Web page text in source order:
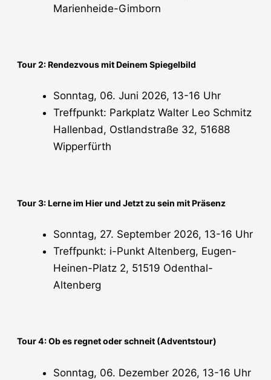
Marienheide-Gimborn
Tour 2: Rendezvous mit Deinem Spiegelbild
Sonntag, 06. Juni 2026, 13-16 Uhr
Treffpunkt: Parkplatz Walter Leo Schmitz
Hallenbad, Ostlandstraße 32, 51688
Wipperfürth
Tour 3: Lerne im Hier und Jetzt zu sein mit Präsenz
Sonntag, 27. September 2026, 13-16 Uhr
Treffpunkt: i-Punkt Altenberg, Eugen-
Heinen-Platz 2, 51519 Odenthal-
Altenberg
Tour 4: Ob es regnet oder schneit (Adventstour)
Sonntag, 06. Dezember 2026, 13-16 Uhr